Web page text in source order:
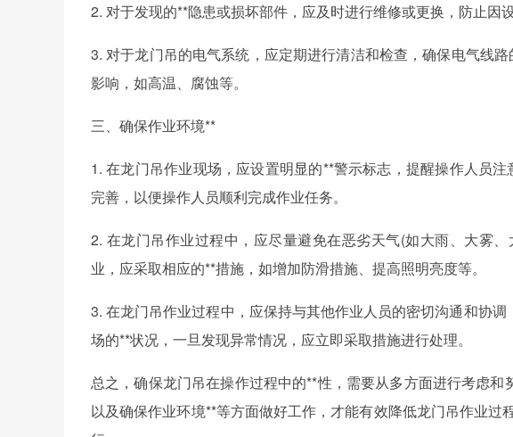
2. 对于发现的**隐患或损坏部件，应及时进行维修或更换，防止因
3. 对于龙门吊的电气系统，应定期进行清洁和检查，确保电气线
影响，如高温、腐蚀等。
三、确保作业环境**
1. 在龙门吊作业现场，应设置明显的**警示标志，提醒操作人员
完善，以便操作人员顺利完成作业任务。
2. 在龙门吊作业过程中，应尽量避免在恶劣天气(如大雨、大雾
业，应采取相应的**措施，如增加防滑措施、提高照明亮度等。
3. 在龙门吊作业过程中，应保持与其他作业人员的密切沟通和协
场的**状况，一旦发现异常情况，应立即采取措施进行处理。
总之，确保龙门吊在操作过程中的**性，需要从多方面进行考虑
以及确保作业环境**等方面做好工作，才能有效降低龙门吊作业